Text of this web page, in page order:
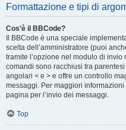
Formattazione e tipi di
Cos’è il BBCode?
Il BBCode è una speciale
scelta dell’amministratore (puoi
tramite l’opzione nel modulo di invio
comandi sono racchiusi tra
angolari < e > e offre un controllo
messaggi. Per maggiori
pagina per l’invio dei messaggi.
Top